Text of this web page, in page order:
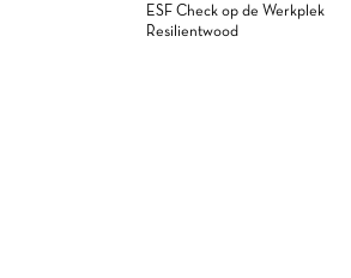
ESF Check op de Werkplek
Resilientwood